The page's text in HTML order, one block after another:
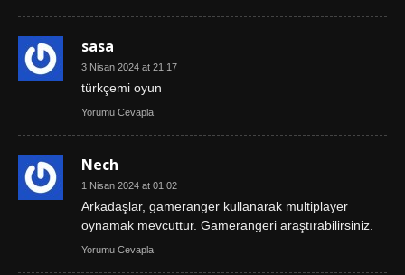
sasa
3 Nisan 2024 at 21:17
türkçemi oyun
Yorumu Cevapla
Nech
1 Nisan 2024 at 01:02
Arkadaşlar, gameranger kullanarak multiplayer
oynamak mevcuttur. Gamerangeri araştırabilirsiniz.
Yorumu Cevapla